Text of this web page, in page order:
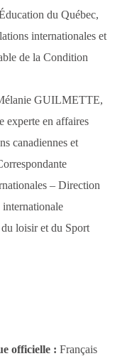
du Québec,
internationales et
de la Condition
GUILMETTE,
experte en affaires
canadiennes et
– Direction
loisir et du Sport
officielle : Français